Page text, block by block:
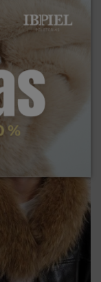
de pelo largo
€ 49,00 €